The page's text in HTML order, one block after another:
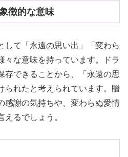
徴的な意味
して「永遠の思い出」「変わら
々な意味を持っています。ドラ
存できることから、「永遠の思
られたと考えられています。贈
感謝の気持ちや、変わらぬ愛情
えるでしょう。